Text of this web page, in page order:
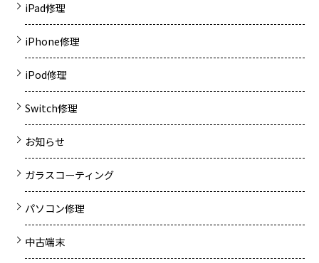
iPad修理
iPhone修理
iPod修理
Switch修理
お知らせ
ガラスコーティング
パソコン修理
中古端末